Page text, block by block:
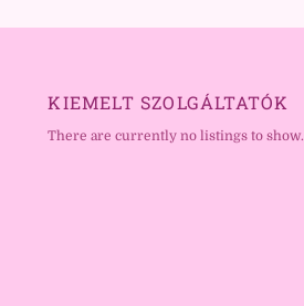
KIEMELT SZOLGÁLTATÓK
There are currently no listings to show.